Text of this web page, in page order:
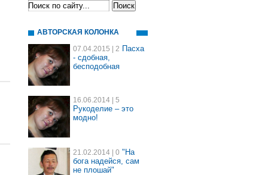
АВТОРСКАЯ КОЛОНКА
07.04.2015 | 2 Пасха
- сдобная,
бесподобная
16.06.2014 | 5
Рукоделие – это
модно!
21.02.2014 | 0 "На
бога надейся, сам
не плошай"